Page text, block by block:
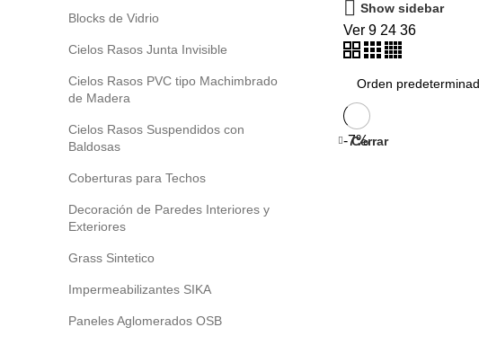
Blocks de Vidrio
Cielos Rasos Junta Invisible
Cielos Rasos PVC tipo Machimbrado
de Madera
Cielos Rasos Suspendidos con
Baldosas
Coberturas para Techos
Decoración de Paredes Interiores y
Exteriores
Grass Sintetico
Impermeabilizantes SIKA
Paneles Aglomerados OSB
Show sidebar
Ver 9 24 36
-7%
Cerrar